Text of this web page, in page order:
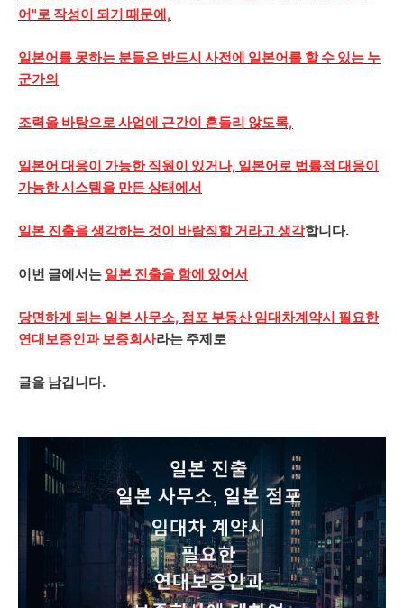
어"로 작성이 되기 때문에,
일본어를 못하는 분들은 반드시 사전에 일본어를 할 수 있는 누
군가의
조력을 바탕으로 사업에 근간이 흔들리 않도록,
일본어 대응이 가능한 직원이 있거나, 일본어로 법률적 대응이
가능한 시스템을 만든 상태에서
일본 진출을 생각하는 것이 바람직할 거라고 생각합니다.
이번 글에서는 일본 진출을 함에 있어서
당면하게 되는 일본 사무소, 점포 부동산 임대차계약시 필요한
연대보증인과 보증회사라는 주제로
글을 남깁니다.